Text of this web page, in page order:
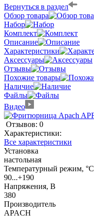
Вернуться в раздел
Обзор товара
Набор
Комплект
Описание
Характеристики
Аксессуары
Отзывы
Похожие товары
Наличие
Файлы
Видео
Отзывов: 0
Характеристики:
Все характеристики
Установка
настольная
Температурный режим, °C
90...+190
Напряжения, В
380
Производитель
APACH